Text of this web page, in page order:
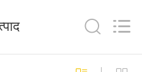
320